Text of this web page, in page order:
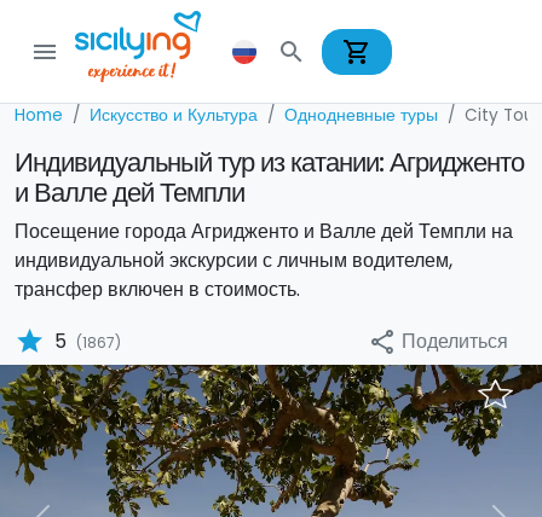
menu search shopping_cart
Home Искусство и Культура Однодневные туры City Tour
Индивидуальный тур из катании: Агридженто
и Валле дей Темпли
Посещение города Агридженто и Валле дей Темпли на
индивидуальной экскурсии с личным водителем,
трансфер включен в стоимость.
star 5 (1867) share Поделиться